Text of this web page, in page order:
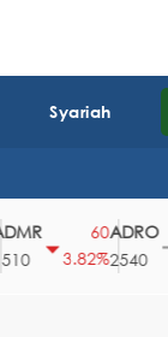
Syariah
3.82%
ADRO
2540